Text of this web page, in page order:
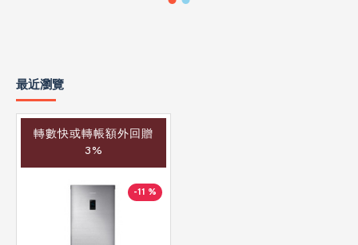
最近瀏覽
轉數快或轉帳額外回贈
3%
-11 %